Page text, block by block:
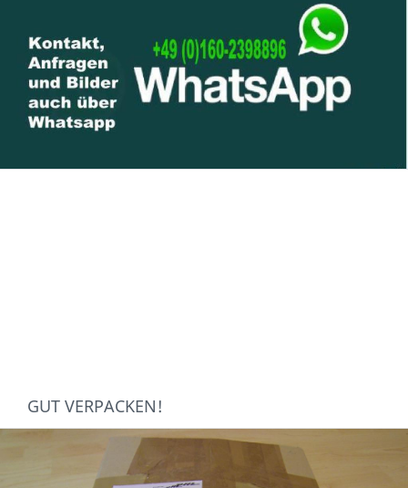
GUT VERPACKEN!